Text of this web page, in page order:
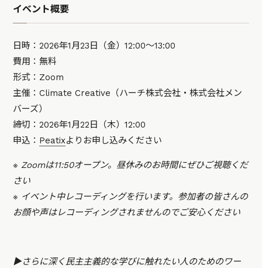
イベント概要
日時：2026年1月23日（金）12:00〜13:00
費用：無料
形式：Zoom
主催：Climate Creative（ハーチ株式会社・株式会社メン
バーズ）
締切：2026年1月22日（木）12:00
申込： Peatixよりお申し込みください
※ Zoomは11:50オープン。昼休みのお時間にぜひご視聴くだ
さい
※ イベント中レコーディングを行います。参加者の皆さんの
お顔や声はレコーディングされませんのでご安心ください
▶︎さらに深く民主主義的な学びに触れたい人のためのワー